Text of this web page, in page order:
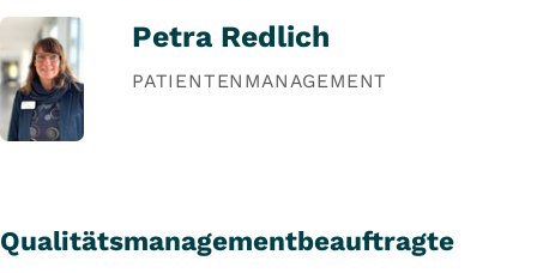
Petra Redlich
PATIENTENMANAGEMENT
Qualitätsmanagementbeauftragte